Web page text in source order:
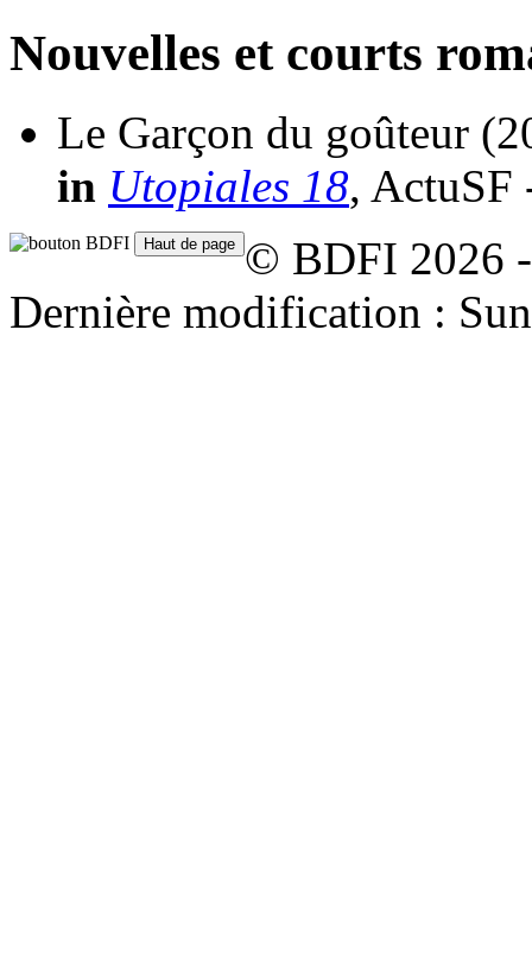
Nouvelles et courts
Le Garçon du goûteur
in Utopiales 18, ActuSF
© BDFI 2026
Dernière modification :